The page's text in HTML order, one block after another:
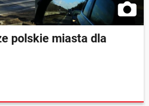
polskie miasta dla